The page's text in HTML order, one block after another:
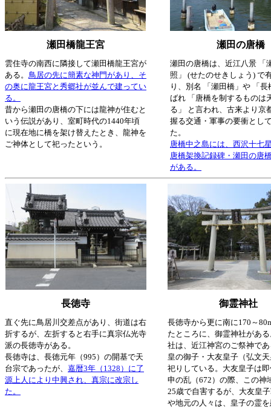
瀬田橋龍王宮 瀬田の唐橋
雲住寺の南西に隣接して瀬田橋龍王宮が
ある。 鳥居の先に簡素な神門があり、そ
の奥に龍王宮と秀郷社が並んで建ってい
る。
昔から瀬田の唐橋の下には龍神が住むと
いう伝説があり、室町時代の1440年頃
に現在地に橋を架け替えたとき、龍神を
ご神体として祀ったという。
瀬田の唐橋は、近江八景 「
照」 (せたのせきしょう) で
り、別名 「瀬田橋」や 「長
ばれ 「唐橋を制するものは
る」 と言われ、古来より京
握る交通・軍事の要衝とし
た。
唐橋中之島には、西沢十七
唐橋架換記録碑・瀬田の唐
がある。
長徳寺 御霊神社
直ぐ先に鳥居川交差点があり、街道は右
折するが、左折すると右手に真宗仏光寺
派の長徳寺がある。
長徳寺は、長徳元年（995）の開基で天
台宗であったが、 嘉暦3年（1328）に了
源上人により中興され、真宗に改宗し
た。
長徳寺から更に南に170～
たところに、御霊神社があ
社は、近江神宮のご祭神で
皇の御子・大友皇子（弘文
祀りしている。大友皇子は
申の乱（672）の際、この神
25歳で自害するが、大友皇
や地元の人々は、皇子の霊